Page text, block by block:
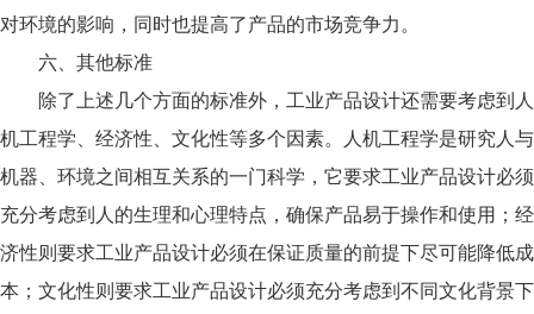
对环境的影响，同时也提高了产品的市场竞争力。
六、其他标准
除了上述几个方面的标准外，工业产品设计还需要考虑到人
机工程学、经济性、文化性等多个因素。人机工程学是研究人与
机器、环境之间相互关系的一门科学，它要求工业产品设计必须
充分考虑到人的生理和心理特点，确保产品易于操作和使用；经
济性则要求工业产品设计必须在保证质量的前提下尽可能降低成
本；文化性则要求工业产品设计必须充分考虑到不同文化背景下